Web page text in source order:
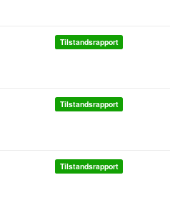
Tilstandsrapport
Tilstandsrapport
Tilstandsrapport